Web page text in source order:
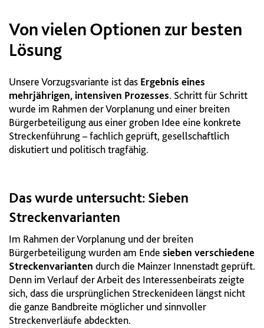
Von vielen Optionen zur besten
Lösung
Unsere Vorzugsvariante ist das Ergebnis eines
mehrjährigen, intensiven Prozesses. Schritt für Schritt
wurde im Rahmen der Vorplanung und einer breiten
Bürgerbeteiligung aus einer groben Idee eine konkrete
Streckenführung – fachlich geprüft, gesellschaftlich
diskutiert und politisch tragfähig.
Das wurde untersucht: Sieben
Streckenvarianten
Im Rahmen der Vorplanung und der breiten
Bürgerbeteiligung wurden am Ende sieben verschiedene
Streckenvarianten durch die Mainzer Innenstadt geprüft.
Denn im Verlauf der Arbeit des Interessenbeirats zeigte
sich, dass die ursprünglichen Streckenideen längst nicht
die ganze Bandbreite möglicher und sinnvoller
Streckenverläufe abdeckten.